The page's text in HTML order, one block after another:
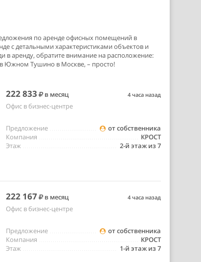
по аренде офисных помещений в
с детальными характеристиками объектов и
в аренду, обратите внимание на расположение:
Южном Тушино в Москве, – просто!
222 833 в месяц 4 часа назад
Офис в бизнес-центре
от собственника
Предложение
КРОСТ
Компания
2-й этаж из 7
Этаж
222 167 в месяц 4 часа назад
Офис в бизнес-центре
от собственника
Предложение
КРОСТ
Компания
1-й этаж из 7
Этаж